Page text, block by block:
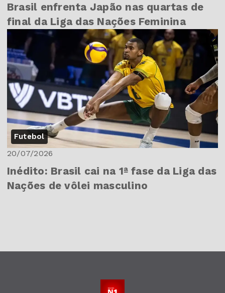
Brasil enfrenta Japão nas quartas de
final da Liga das Nações Feminina
Futebol
20/07/2026
Inédito: Brasil cai na 1ª fase da Liga das
Nações de vôlei masculino